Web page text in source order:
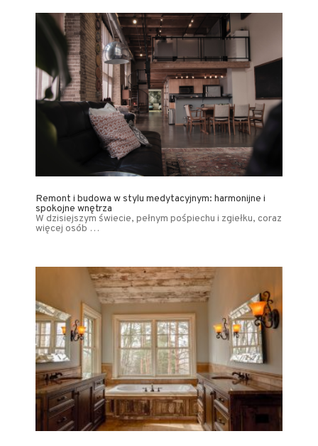
Remont i budowa w stylu medytacyjnym: harmonijne i
spokojne wnętrza
W dzisiejszym świecie, pełnym pośpiechu i zgiełku, coraz
więcej osób …